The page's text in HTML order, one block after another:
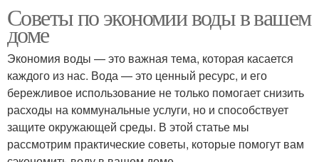
Советы по экономии воды в вашем
доме
Экономия воды — это важная тема, которая касается
каждого из нас. Вода — это ценный ресурс, и его
бережливое использование не только помогает снизить
расходы на коммунальные услуги, но и способствует
защите окружающей среды. В этой статье мы
рассмотрим практические советы, которые помогут вам